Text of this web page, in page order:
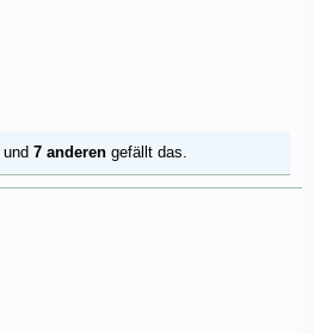
und 7 anderen gefällt das.